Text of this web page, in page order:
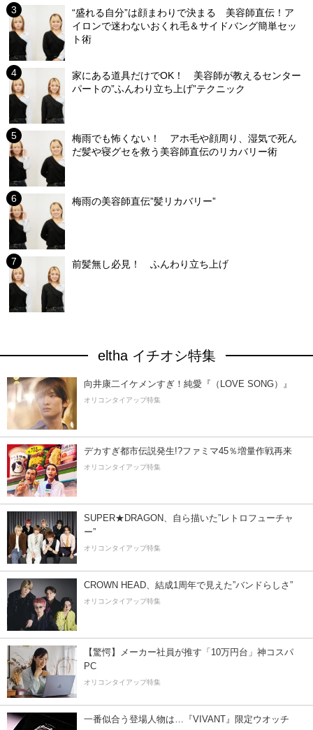
“盛れる自分”は顔まわりで決まる 美容師直伝！ア
イロンで迷わないおくれ毛＆サイドバング簡単セッ
ト術
家にある道具だけでOK！ 美容師が教えるセンター
パートの”ふんわり立ち上げ”テクニック
梅雨でも怖くない！ アホ毛や顔周り、湿気で死ん
だ髪や寝グセを救う美容師直伝のリカバリー術
梅雨の美容師直伝”髪リカバリー”
前髪無し必見！ ふんわり立ち上げ
eltha イチオシ特集
向井康二イケメンすぎ！純愛『（LOVE SONG）』
オリコンタイアップ特集
デカすぎ都市伝説発生!?ファミマ45％増量作戦再来
オリコンタイアップ特集
SUPER★DRAGON、自ら描いた”レトロフューチャ
ー”
オリコンタイアップ特集
CROWN HEAD、結成1周年で見えた”バンドらしさ”
オリコンタイアップ特集
【驚愕】メーカー社員が推す「10万円台」神コスパ
PC
オリコンタイアップ特集
一番似合う登場人物は…『VIVANT』限定ウオッチ